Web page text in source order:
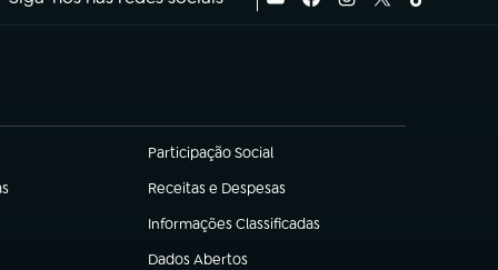
Participação Social
(abre em nova aba)
Receitas e Despesas
(abre em nova aba)
Informações Classificadas
(abre em nova aba)
Dados Abertos
(abre em nova aba)